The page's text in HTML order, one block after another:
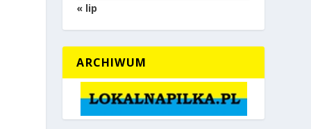
« lip
ARCHIWUM